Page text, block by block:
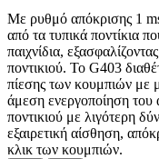
Με ρυθμό απόκρισης 1
από τα τυπικά ποντίκια
παιχνίδια,
ποντικιού. Το G403
πίεσης των κουμπιών με
άμεση ενεργοποίηση του
ποντικιού με λιγότερη
εξαιρετική αίσθηση,
κλικ των κουμπιών.